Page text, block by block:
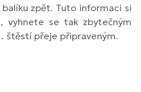
zpět. Tuto informaci si
vyhnete se tak zbytečným
štěstí přeje připraveným.